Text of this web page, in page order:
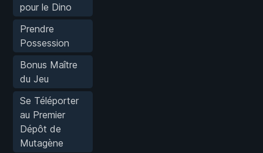
pour le Dino
Prendre
Possession
Bonus Maître
du Jeu
Se Téléporter
au Premier
Dépôt de
Mutagène